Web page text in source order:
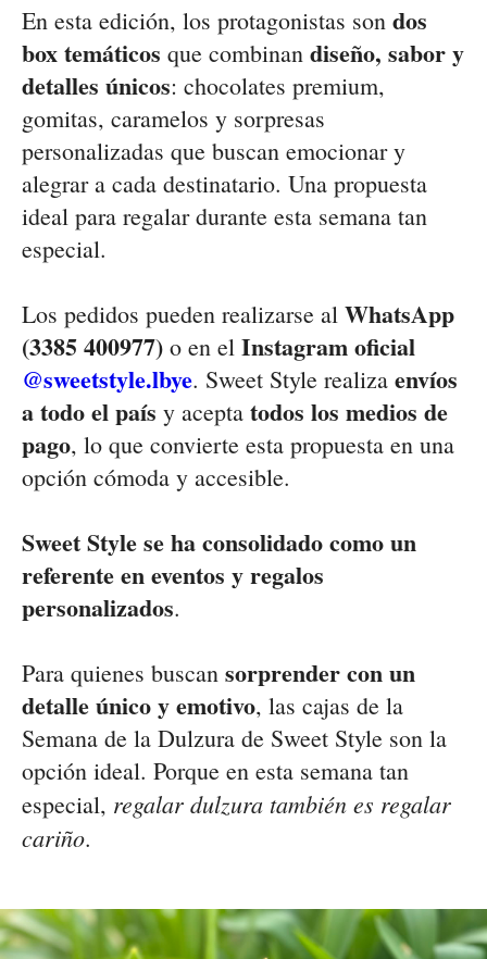
En esta edición, los protagonistas son dos
box temáticos que combinan diseño, sabor y
detalles únicos: chocolates premium,
gomitas, caramelos y sorpresas
personalizadas que buscan emocionar y
alegrar a cada destinatario. Una propuesta
ideal para regalar durante esta semana tan
especial.
Los pedidos pueden realizarse al WhatsApp
(3385 400977) o en el Instagram oficial
@sweetstyle.lbye. Sweet Style realiza envíos
a todo el país y acepta todos los medios de
pago, lo que convierte esta propuesta en una
opción cómoda y accesible.
Sweet Style se ha consolidado como un
referente en eventos y regalos
personalizados.
Para quienes buscan sorprender con un
detalle único y emotivo, las cajas de la
Semana de la Dulzura de Sweet Style son la
opción ideal. Porque en esta semana tan
especial, regalar dulzura también es regalar
cariño.